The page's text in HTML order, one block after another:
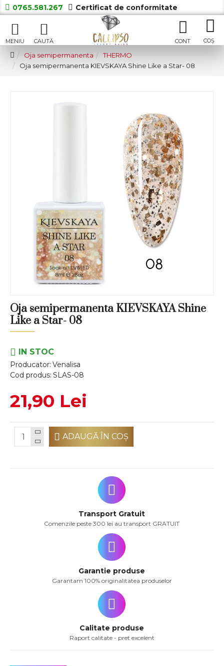
0765.581.267 Certificat de conformitate
Oja semipermanenta
THERMO
Oja semipermanenta KIEVSKAYA Shine Like a Star- 08
Oja semipermanenta KIEVSKAYA Shine
Like a Star- 08
IN STOC
Producator: Venalisa
Cod produs: SLAS-08
21,90 Lei
ADAUGĂ ÎN COŞ
Transport Gratuit
Comenzile peste 300 lei au transport GRATUIT
Garantie produse
Garantam 100% originalitatea produselor
Calitate produse
Raport calitate - pret excelent